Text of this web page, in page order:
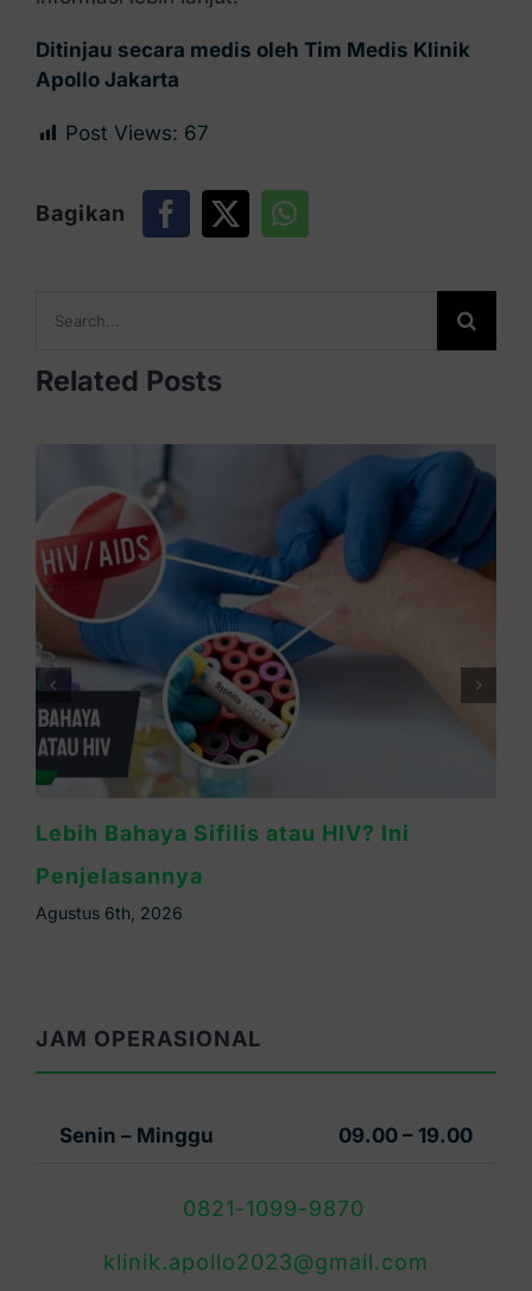
Ditinjau secara medis oleh Tim Medis Klinik
Apollo Jakarta
Post Views: 67
Bagikan
for:
Related Posts
Bahaya Sifilis atau HIV? Ini
6th, 2026
JAM OPERASIONAL
Senin – Minggu 09.00 – 19.00
0821-1099-9870
klinik.apollo2023@gmail.com